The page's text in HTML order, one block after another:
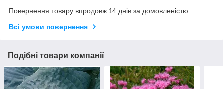
Повернення товару впродовж 14 днів за домовленістю
Всі умови повернення
Подібні товари компанії